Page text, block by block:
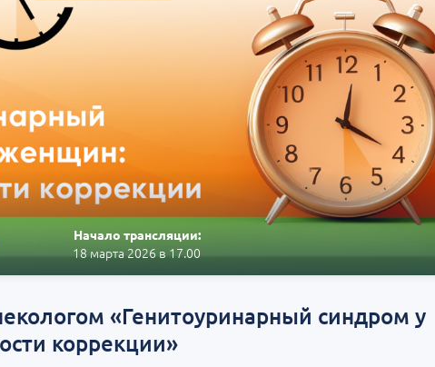
Начало трансляции:
18 марта 2026 в 17.00
«Генитоуринарный синдром у
коррекции»